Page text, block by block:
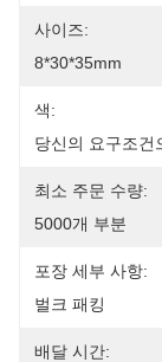
사이즈:
8*30*35mm
색:
당신의 요구조건
최소 주문 수량:
5000개 부분
포장 세부 사항:
벌크 패킹
배달 시간: